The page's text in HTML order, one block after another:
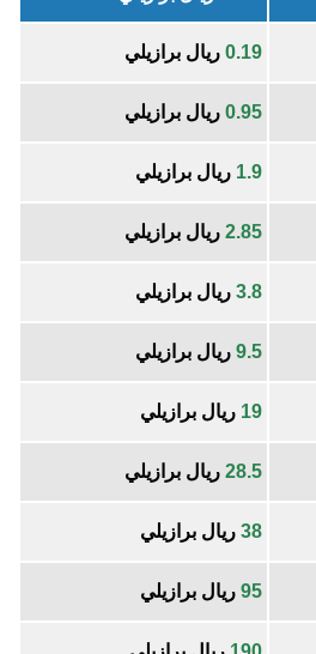
0.19 ريال برازيلي
0.95 ريال برازيلي
1.9 ريال برازيلي
2.85 ريال برازيلي
3.8 ريال برازيلي
9.5 ريال برازيلي
19 ريال برازيلي
28.5 ريال برازيلي
38 ريال برازيلي
95 ريال برازيلي